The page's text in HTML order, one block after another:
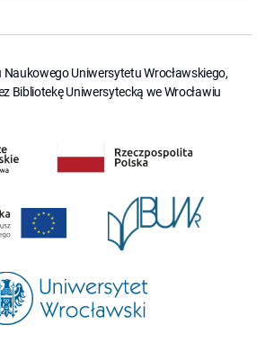
Uniwersytetu Wrocławskiego,
Bibliotekę Uniwersytecką we Wrocławiu